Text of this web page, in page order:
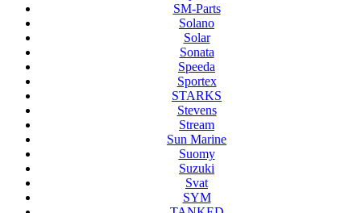
SM-Parts
Solano
Solar
Sonata
Speeda
Sportex
STARKS
Stevens
Stream
Sun Marine
Suomy
Suzuki
Svat
SYM